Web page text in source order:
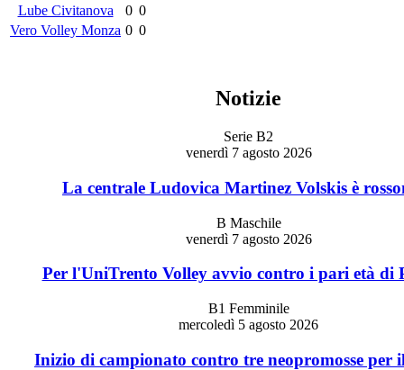
Lube Civitanova
0 0
Vero Volley Monza 0 0
Notizie
Serie B2
venerdì 7 agosto 2026
La centrale Ludovica Martinez Volskis è
B Maschile
venerdì 7 agosto 2026
Per l'UniTrento Volley avvio contro i pari età di
B1 Femminile
mercoledì 5 agosto 2026
Inizio di campionato contro tre neopromosse per